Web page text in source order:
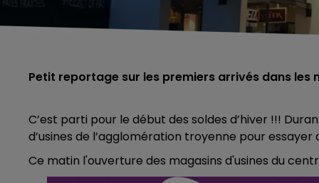
Petit reportage sur les premiers arrivés dans les
C’est parti pour le début des soldes d’hiver !!!
d’usines de l’agglomération troyenne pour
Ce matin l'ouverture des magasins d'usines du